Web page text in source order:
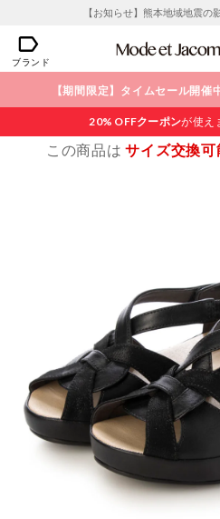
【お知らせ】熊本地域地震の
ブランド
【期間限定】タイムセール開催
20% OFFクーポンが使え
この商品はサイズ交換